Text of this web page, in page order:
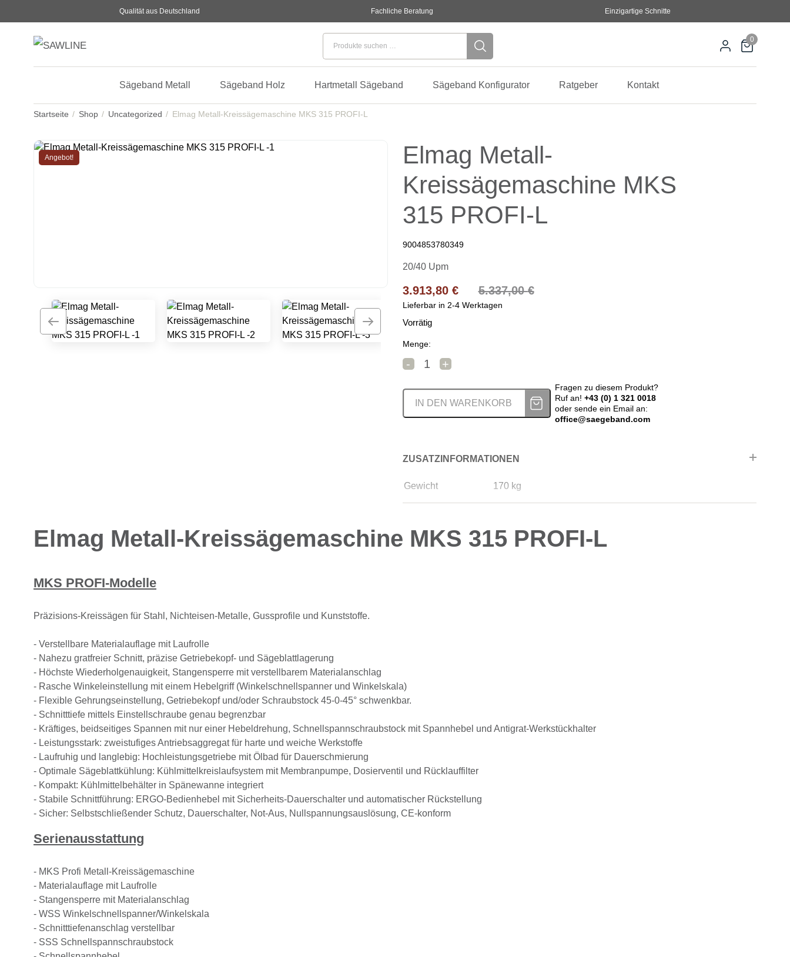
Qualität aus Deutschland Fachliche Beratung Einzigartige Schnitte
Sägeband Metall Sägeband Holz Hartmetall Sägeband Sägeband Konfigurator Ratgeber Kontakt
0
Startseite Shop Uncategorized Elmag Metall-Kreissägemaschine MKS 315 PROFI-L
Angebot!
Elmag Metall-
Kreissägemaschine MKS
315 PROFI-L
9004853780349
20/40 Upm
5.337,00€
Ursprünglicher Preis war: 5.337,00 €
3.913,80 €
Aktueller Preis ist: 3.913,80 €.
Lieferbar in 2-4 Werktagen
Vorrätig
Menge:
-
Elmag Metall-Kreissägemaschine MKS 315 PROFI-L Menge
+
IN DEN WARENKORB
Fragen zu diesem Produkt?
Ruf an! +43 (0) 1 321 0018
oder sende ein Email an:
office@saegeband.com
ZUSATZINFORMATIONEN
Gewicht 170 kg
Elmag Metall-Kreissägemaschine MKS 315 PROFI-L
MKS PROFI-Modelle
Präzisions-Kreissägen für Stahl, Nichteisen-Metalle, Gussprofile und Kunststoffe.
- Verstellbare Materialauflage mit Laufrolle
- Nahezu gratfreier Schnitt, präzise Getriebekopf- und Sägeblattlagerung
- Höchste Wiederholgenauigkeit, Stangensperre mit verstellbarem Materialanschlag
- Rasche Winkeleinstellung mit einem Hebelgriff (Winkelschnellspanner und Winkelskala)
- Flexible Gehrungseinstellung, Getriebekopf und/oder Schraubstock 45-0-45° schwenkbar.
- Schnitttiefe mittels Einstellschraube genau begrenzbar
- Kräftiges, beidseitiges Spannen mit nur einer Hebeldrehung, Schnellspannschraubstock mit Spannhebel und Antigrat-Werkstückhalter
- Leistungsstark: zweistufiges Antriebsaggregat für harte und weiche Werkstoffe
- Laufruhig und langlebig: Hochleistungsgetriebe mit Ölbad für Dauerschmierung
- Optimale Sägeblattkühlung: Kühlmittelkreislaufsystem mit Membranpumpe, Dosierventil und Rücklauffilter
- Kompakt: Kühlmittelbehälter in Spänewanne integriert
- Stabile Schnittführung: ERGO-Bedienhebel mit Sicherheits-Dauerschalter und automatischer Rückstellung
- Sicher: Selbstschließender Schutz, Dauerschalter, Not-Aus, Nullspannungsauslösung, CE-konform
Serienausstattung
- MKS Profi Metall-Kreissägemaschine
- Materialauflage mit Laufrolle
- Stangensperre mit Materialanschlag
- WSS Winkelschnellspanner/Winkelskala
- Schnitttiefenanschlag verstellbar
- SSS Schnellspannschraubstock